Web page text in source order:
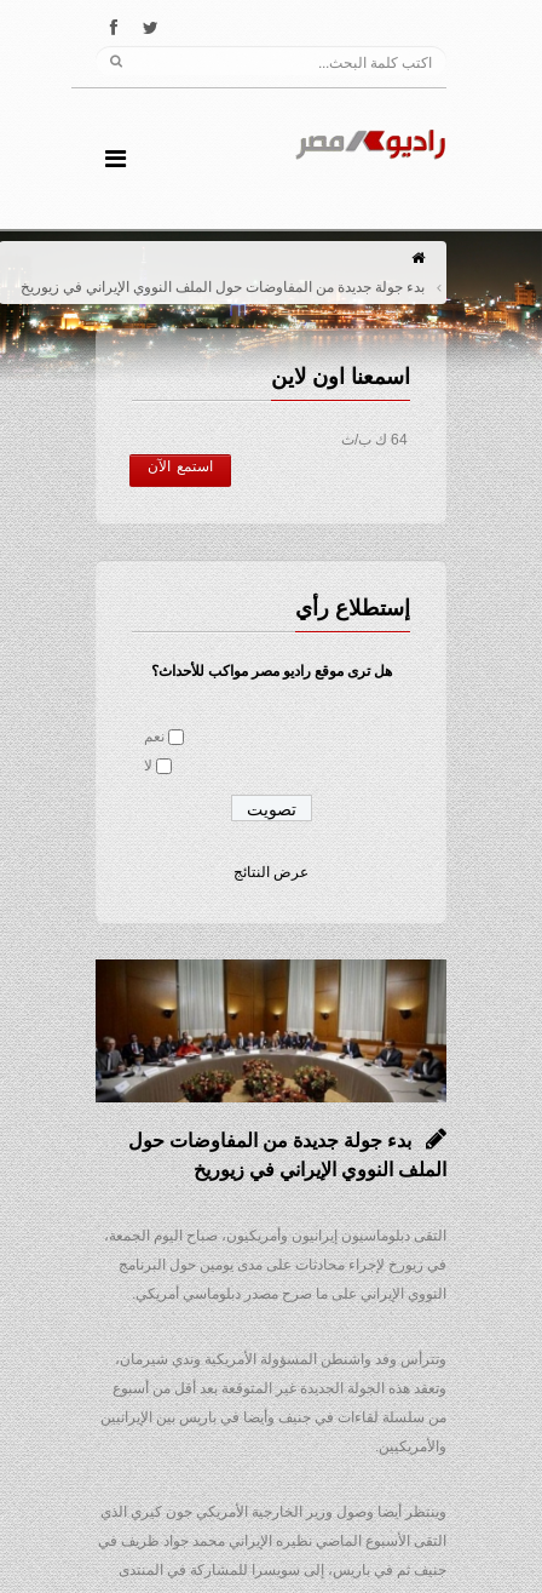
بدء جولة جديدة من المفاوضات حول الملف النووي الإيراني في زيوريخ
اسمعنا اون لاين
64 ك ب/ث
استمع الآن
إستطلاع رأي
هل ترى موقع راديو مصر مواكب للأحداث؟
نعم
لا
عرض النتائج
بدء جولة جديدة من المفاوضات حول
الملف النووي الإيراني في زيوريخ
التقى دبلوماسيون إيرانيون وأمريكيون، صباح اليوم الجمعة،
في زيورخ لإجراء محادثات على مدى يومين حول البرنامج
النووي الإيراني على ما صرح مصدر دبلوماسي أمريكي.
وتترأس وفد واشنطن المسؤولة الأمريكية وندي شيرمان،
وتعقد هذه الجولة الجديدة غير المتوقعة بعد أقل من أسبوع
من سلسلة لقاءات في جنيف وأيضا في باريس بين الإيرانيين
والأمريكيين.
وينتظر أيضا وصول وزير الخارجية الأمريكي جون كيري الذي
التقى الأسبوع الماضي نظيره الإيراني محمد جواد ظريف في
جنيف ثم في باريس، إلى سويسرا للمشاركة في المنتدى